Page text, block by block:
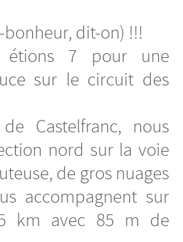
dit-on) !!!
7 pour une
sur le circuit des
Castelfranc, nous
nord sur la voie
de gros nuages
accompagnent sur
km avec 85 m de